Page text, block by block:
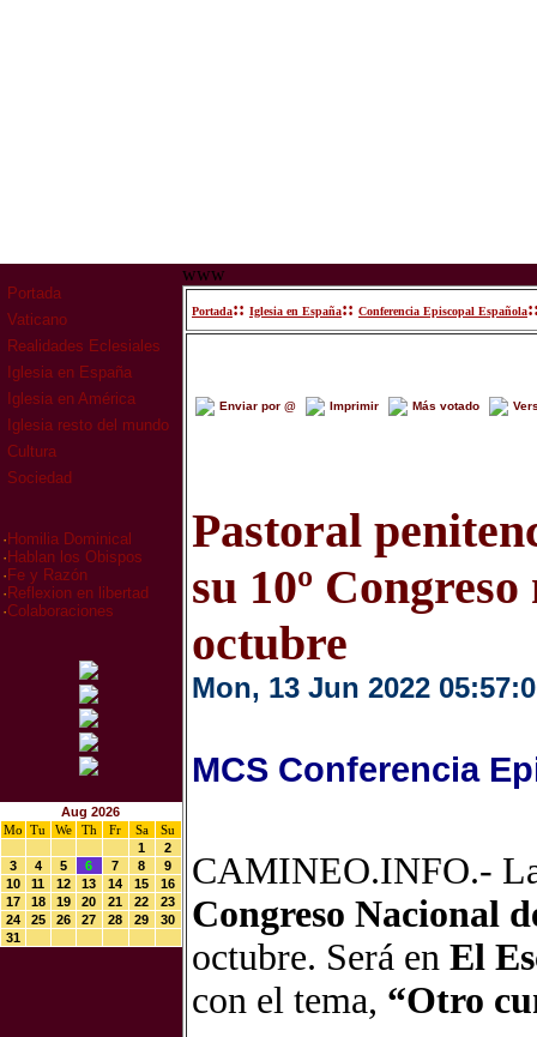
Portada
Vaticano
Realidades Eclesiales
Iglesia en España
Iglesia en América
Iglesia resto del mundo
Cultura
Sociedad
· Homilia Dominical
· Hablan los Obispos
· Fe y Razón
· Reflexion en libertad
·Colaboraciones
Aug 2026
Mo
Tu We Th Fr Sa
Su
1
2
3
4 5 6 7 8
9
10
11 12 13 14 15
16
17
18 19 20 21 22
23
24
25 26 27 28 29
30
31
www
Portada:: Iglesia en España:: Conferencia Episcopal Española
Enviar por @ Imprimir Más votado
Pastoral
su 10º
octubre
Mon, 13 Jun 2022
MCS Conferencia
CAMINEO.INFO.-
Congreso Nacional
octubre. Será en El
con el tema, “Otro